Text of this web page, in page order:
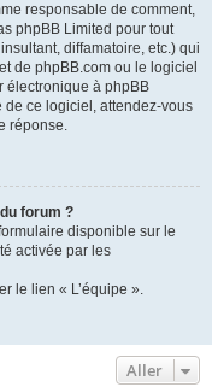
responsable de comment,
phpBB Limited pour tout
diffamatoire, etc.) qui
de phpBB.com ou le logiciel
électronique à phpBB
de ce logiciel, attendez-vous
réponse.
forum ?
disponible sur le
activée par les
le lien « L’équipe ».
Aller